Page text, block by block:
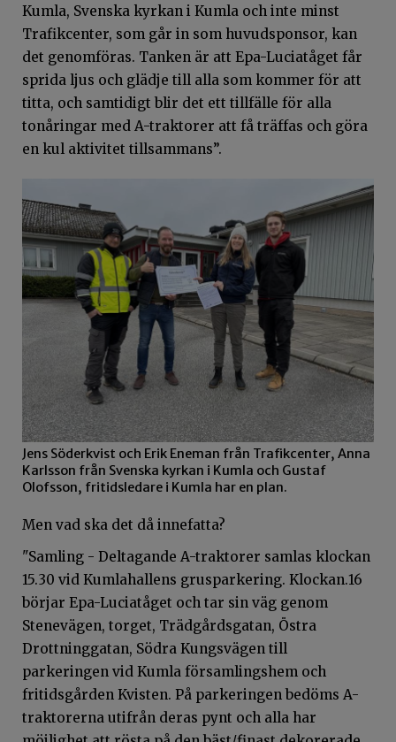
Kumla, Svenska kyrkan i Kumla och inte minst
Trafikcenter, som går in som huvudsponsor, kan
det genomföras. Tanken är att Epa-Luciatåget får
sprida ljus och glädje till alla som kommer för att
titta, och samtidigt blir det ett tillfälle för alla
tonåringar med A-traktorer att få träffas och göra
en kul aktivitet tillsammans”.
Jens Söderkvist och Erik Eneman från Trafikcenter, Anna
Karlsson från Svenska kyrkan i Kumla och Gustaf
Olofsson, fritidsledare i Kumla har en plan.
Men vad ska det då innefatta?
"Samling - Deltagande A-traktorer samlas klockan
15.30 vid Kumlahallens grusparkering. Klockan.16
börjar Epa-Luciatåget och tar sin väg genom
Stenevägen, torget, Trädgårdsgatan, Östra
Drottninggatan, Södra Kungsvägen till
parkeringen vid Kumla församlingshem och
fritidsgården Kvisten. På parkeringen bedöms A-
traktorerna utifrån deras pynt och alla har